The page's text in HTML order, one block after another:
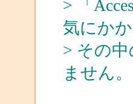
> 「
気にか
> その
ません。